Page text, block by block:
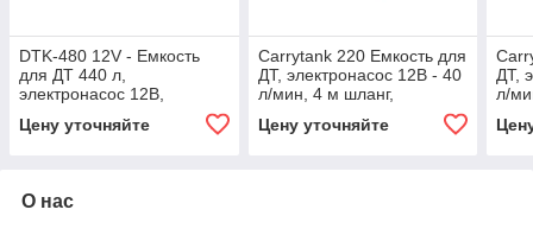
DTK-480 12V - Емкость
для ДТ 440 л,
электронасос 12В,
пистолет-автомат
Цену уточняйте
Carrytank 220 Емкость для
ДТ, электронасос 12В - 40
л/мин, 4 м шланг,
автоматический пистолет
Цену уточняйте
ДТ,
л/
О нас